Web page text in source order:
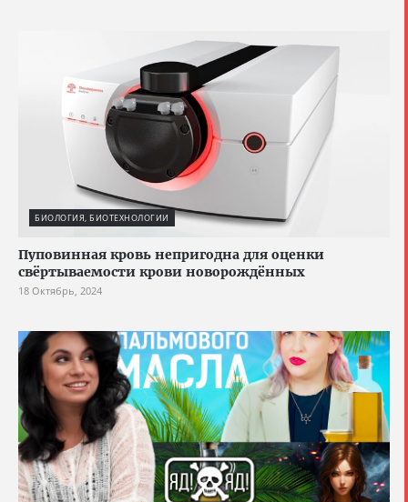
БИОЛОГИЯ, БИОТЕХНОЛОГИИ
Пуповинная кровь непригодна для оценки
свёртываемости крови новорождённых
18 Октябрь, 2024